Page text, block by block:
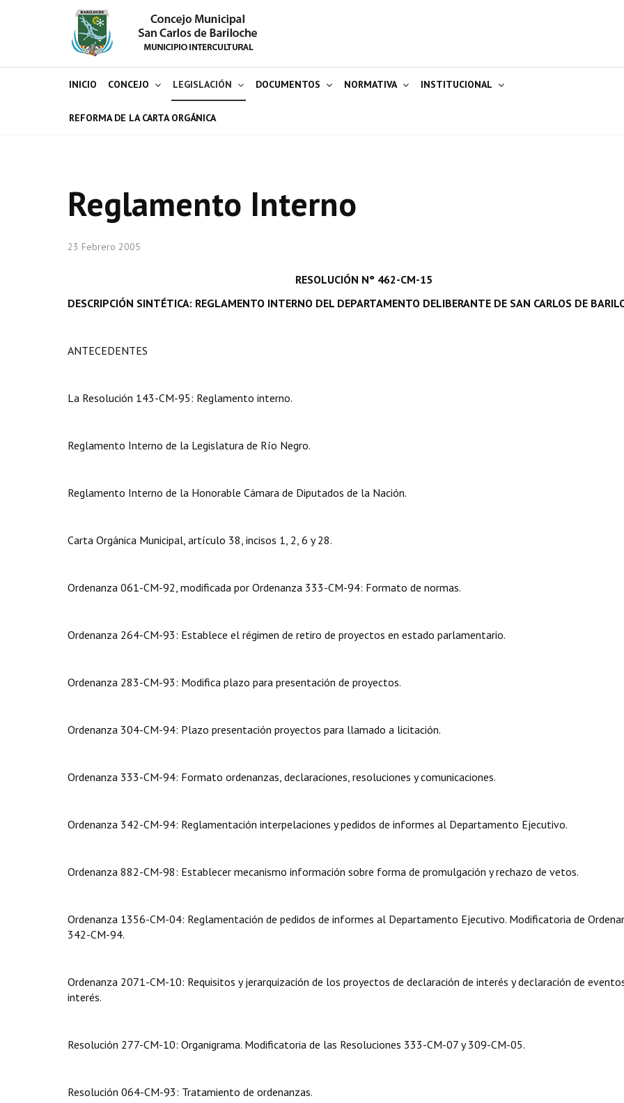
INICIO CONCEJO LEGISLACIÓN DOCUMENTOS NORMATIVA INSTITUCIONAL
REFORMA DE LA CARTA ORGÁNICA
Reglamento Interno
23 Febrero 2005
RESOLUCIÓN N° 462-CM-15
DESCRIPCIÓN SINTÉTICA: REGLAMENTO INTERNO DEL DEPARTAMENTO DELIBERANTE DE SAN CARLOS DE
ANTECEDENTES
La Resolución 143-CM-95: Reglamento interno.
Reglamento Interno de la Legislatura de Río Negro.
Reglamento Interno de la Honorable Cámara de Diputados de la Nación.
Carta Orgánica Municipal, artículo 38, incisos 1, 2, 6 y 28.
Ordenanza 061-CM-92, modificada por Ordenanza 333-CM-94: Formato de normas.
Ordenanza 264-CM-93: Establece el régimen de retiro de proyectos en estado parlamentario.
Ordenanza 283-CM-93: Modifica plazo para presentación de proyectos.
Ordenanza 304-CM-94: Plazo presentación proyectos para llamado a licitación.
Ordenanza 333-CM-94: Formato ordenanzas, declaraciones, resoluciones y comunicaciones.
Ordenanza 342-CM-94: Reglamentación interpelaciones y pedidos de informes al Departamento Ejecutivo.
Ordenanza 882-CM-98: Establecer mecanismo información sobre forma de promulgación y rechazo de vetos.
Ordenanza 1356-CM-04: Reglamentación de pedidos de informes al Departamento Ejecutivo. Modificatoria de
342-CM-94.
Ordenanza 2071-CM-10: Requisitos y jerarquización de los proyectos de declaración de interés y declaración de
interés.
Resolución 277-CM-10: Organigrama. Modificatoria de las Resoluciones 333-CM-07 y 309-CM-05.
Resolución 064-CM-93: Tratamiento de ordenanzas.